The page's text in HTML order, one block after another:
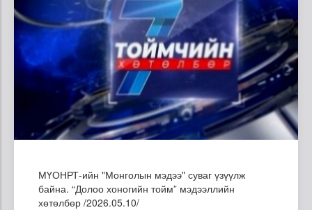
МҮОНРТ-ийн "Монголын мэдээ" суваг үзүүлж
байна. “Долоо хоногийн тойм” мэдээллийн
хөтөлбөр /2026.05.10/